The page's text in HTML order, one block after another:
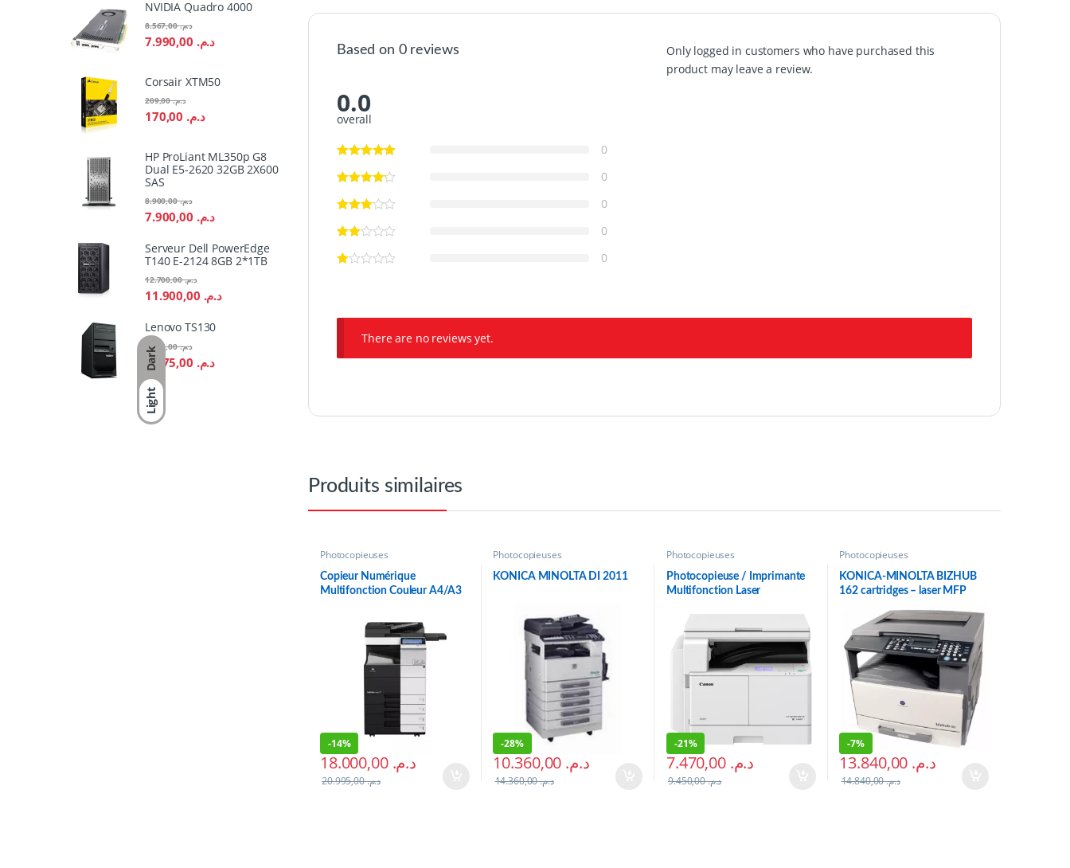
Dark
Light
Based on 0 reviews
0.0
overall
0
0
0
0
0
Only logged in customers who have purchased this
product may leave a review.
There are no reviews yet.
Produits similaires
Photocopieuses
Copieur Numérique
Multifonction Couleur A4/A3
-14%
د.م. 18.000,00
د.م.20.995,00
Photocopieuses
KONICA MINOLTA DI 2011
-28%
د.م.
د.م.14.360,00
Photocopieuses
Photocopieuse / Imprimante
Multifonction Laser
(3029C003AA)
-21%
د.م. 7.470,00
د.م.9.450,00
Photocopieuses
KONICA-MINOLTA BIZHUB
162 cartridges – laser MFP
-7%
د.م.
د.م.14.840,00
NVIDIA Quadro 4000
د.م.
د.م.8.567,00
Corsair XTM50
د.م.
د.م.209,00
HP ProLiant ML350p G8
Dual E5-2620 32GB 2X600
SAS
د.م.
د.م.8.900,00
Serveur Dell PowerEdge
T140 E-2124 8GB 2*1TB
د.م.
د.م.12.700,00
Lenovo TS130
د.م.
د.م.7.575,00